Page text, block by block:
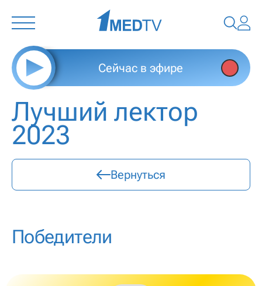
Сейчас в эфире
Лучший лектор
2023
Победители
Вернуться